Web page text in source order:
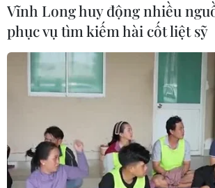
Vĩnh Long huy động nhiều
phục vụ tìm kiếm hài cốt liệt sỹ